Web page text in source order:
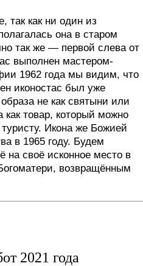
так как ни один из
она в старом
так же — первой слева от
выполнен мастером-
1962 года мы видим, что
иконостас был уже
не как святыни или
как товар, который можно
Икона же Божией
в 1965 году. Будем
на своё исконное место в
возвращённым
2021 года